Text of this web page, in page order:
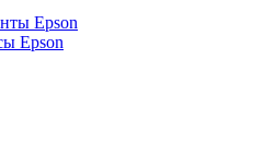
Epson
Epson